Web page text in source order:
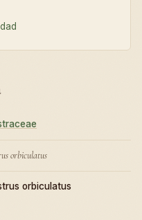
orbiculatus
orbiculatus